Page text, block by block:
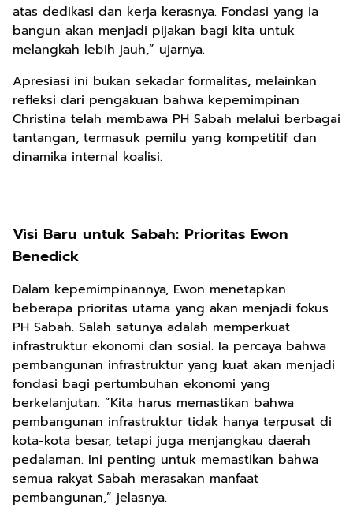
atas dedikasi dan kerja kerasnya. Fondasi yang ia
bangun akan menjadi pijakan bagi kita untuk
melangkah lebih jauh,” ujarnya.
Apresiasi ini bukan sekadar formalitas, melainkan
refleksi dari pengakuan bahwa kepemimpinan
Christina telah membawa PH Sabah melalui berbagai
tantangan, termasuk pemilu yang kompetitif dan
dinamika internal koalisi.
Visi Baru untuk Sabah: Prioritas Ewon
Benedick
Dalam kepemimpinannya, Ewon menetapkan
beberapa prioritas utama yang akan menjadi fokus
PH Sabah. Salah satunya adalah memperkuat
infrastruktur ekonomi dan sosial. Ia percaya bahwa
pembangunan infrastruktur yang kuat akan menjadi
fondasi bagi pertumbuhan ekonomi yang
berkelanjutan. “Kita harus memastikan bahwa
pembangunan infrastruktur tidak hanya terpusat di
kota-kota besar, tetapi juga menjangkau daerah
pedalaman. Ini penting untuk memastikan bahwa
semua rakyat Sabah merasakan manfaat
pembangunan,” jelasnya.